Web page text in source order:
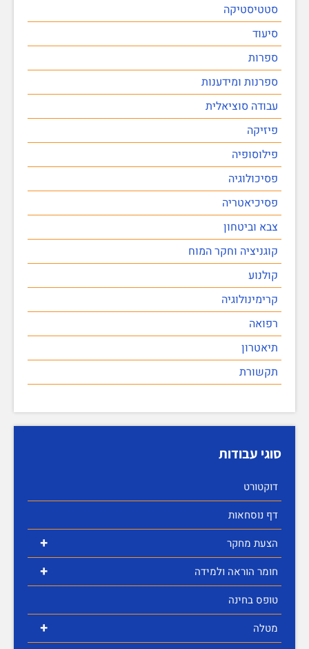
סטטיסטיקה
סיעוד
ספרות
ספרנות ומידענות
עבודה סוציאלית
פיזיקה
פילוסופיה
פסיכולוגיה
פסיכיאטריה
צבא וביטחון
קוגניציה וחקר המוח
קולנוע
קרימינולוגיה
רפואה
תיאטרון
תקשורת
סוגי עבודות
דוקטורט
דף נוסחאות
+ הצעת מחקר
+
חומר הוראה ולמידה
טופס בחינה
+ מטלה